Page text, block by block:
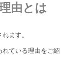
由とは
ます。
ている理由をご紹